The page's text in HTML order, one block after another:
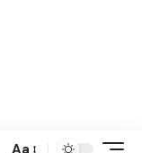
Aa